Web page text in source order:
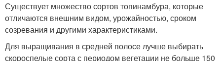
Существует множество сортов топинамбура, которые
отличаются внешним видом, урожайностью, сроком
созревания и другими характеристиками.
Для выращивания в средней полосе лучше выбирать
скороспелые сорта с периодом вегетации не больше 150